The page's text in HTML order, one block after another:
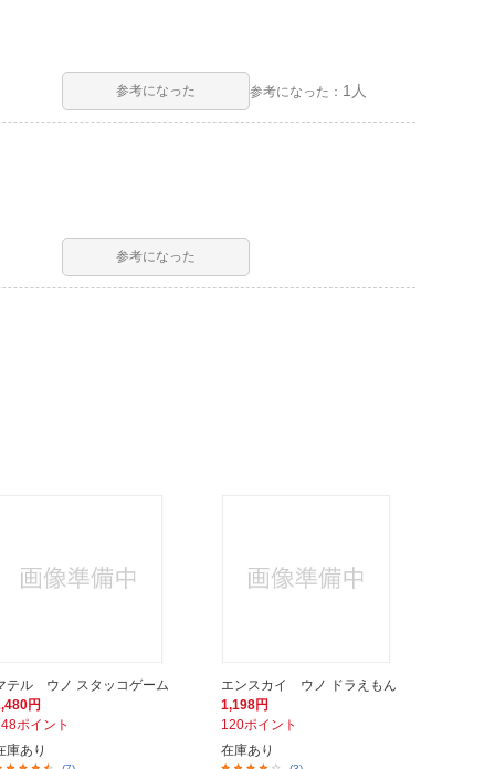
参考になった 参考になった： 1人
参考になった
テル ウノ スタッコゲーム
円
ポイント
庫あり
エンスカイ ウノ ドラえもん
1,198円
120ポイント
在庫あり